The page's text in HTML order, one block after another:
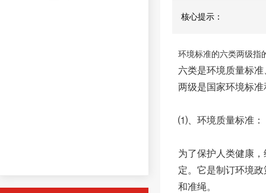
核心提示：
环境标准的六类两级指
六类是环境质量标
两级是国家环境标
⑴、环境质量标准：
为了保护人类健康
定。它是制订环境
和准绳。